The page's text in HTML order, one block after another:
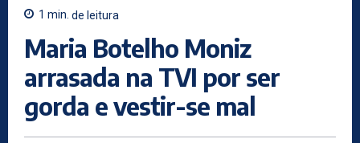
1 min. de leitura
Maria Botelho Moniz
arrasada na TVI por ser
gorda e vestir-se mal